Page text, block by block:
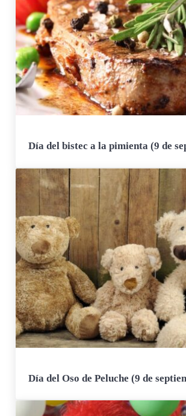
Día del bistec a la pimienta (9 de
Día del Oso de Peluche (9 de